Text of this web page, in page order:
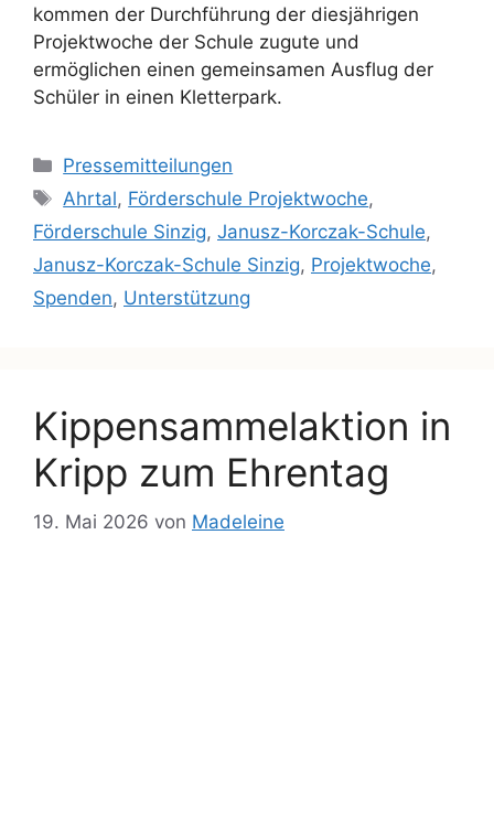
kommen der Durchführung der diesjährigen
Projektwoche der Schule zugute und
ermöglichen einen gemeinsamen Ausflug der
Schüler in einen Kletterpark.
Pressemitteilungen
Ahrtal, Förderschule Projektwoche,
Förderschule Sinzig, Janusz-Korczak-Schule,
Janusz-Korczak-Schule Sinzig, Projektwoche,
Spenden, Unterstützung
Kippensammelaktion in
Kripp zum Ehrentag
19. Mai 2026 von Madeleine